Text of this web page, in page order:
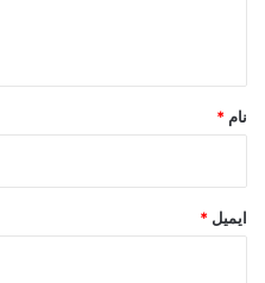
نام *
ایمیل *